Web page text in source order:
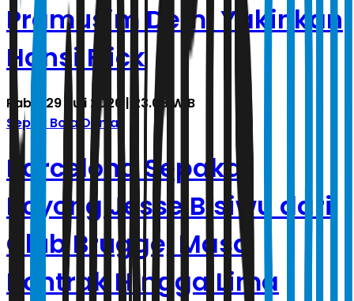
Pramusim Demi Yakinkan
Hansi Flick
Rabu, 29 Juli 2026 | 23.08 WIB
Sepak Bola Dunia
Barcelona Sepakat
Boyong Jesse Bisiwu dari
Club Brugge, Masa
Kontrak Hingga Lima